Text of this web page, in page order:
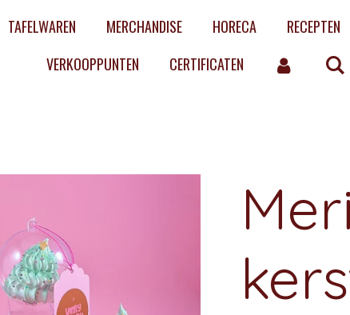
TAFELWAREN MERCHANDISE HORECA RECEPTEN
VERKOOPPUNTEN
CERTIFICATEN